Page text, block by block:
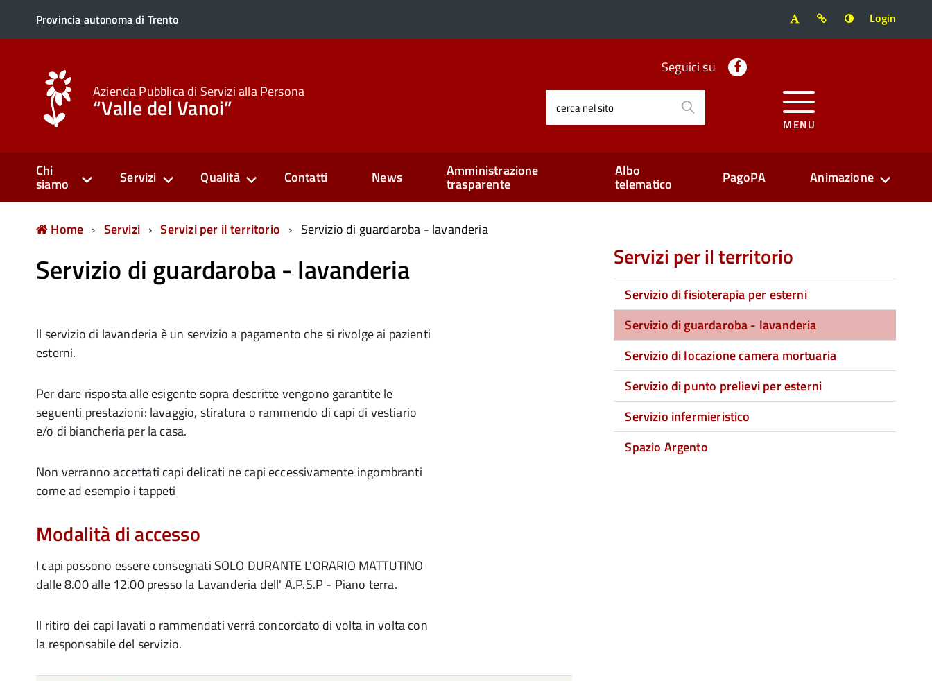
Provincia autonoma di Trento Login
Azienda Pubblica di Servizi alla Persona
“Valle del Vanoi”
Seguici su
cerca nel sito
MENU
Chi
siamo Servizi Qualità Contatti News Amministrazione
trasparente
Albo
telematico PagoPA Animazione
Home Servizi Servizi per il territorio Servizio di guardaroba - lavanderia
Servizio di guardaroba - lavanderia
ll servizio di lavanderia è un servizio a pagamento che si rivolge ai pazienti
esterni.
Per dare risposta alle esigente sopra descritte vengono garantite le
seguenti prestazioni: lavaggio, stiratura o rammendo di capi di vestiario
e/o di biancheria per la casa.
Non verranno accettati capi delicati ne capi eccessivamente ingombranti
come ad esempio i tappeti
Modalità di accesso
I capi possono essere consegnati SOLO DURANTE L'ORARIO MATTUTINO
dalle 8.00 alle 12.00 presso la Lavanderia dell' A.P.S.P - Piano terra.
Il ritiro dei capi lavati o rammendati verrà concordato di volta in volta con
la responsabile del servizio.
Servizi per il territorio
Servizio di fisioterapia per esterni
Servizio di guardaroba - lavanderia
Servizio di locazione camera mortuaria
Servizio di punto prelievi per esterni
Servizio infermieristico
Spazio Argento